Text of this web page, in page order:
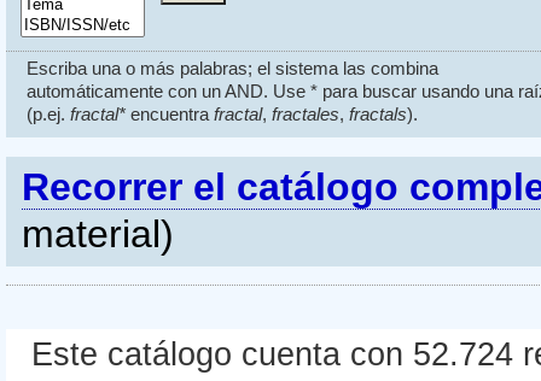
Escriba una o más palabras; el sistema las combina
automáticamente con un AND. Use * para buscar usando una
(p.ej. fractal*encuentra fractal, fractales, fractals).
Recorrer el catálogo
material)
Este catálogo cuenta con 52.724